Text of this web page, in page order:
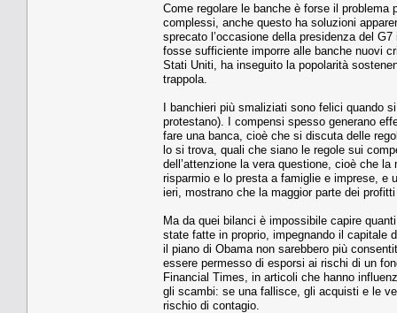
Come regolare le banche è forse il
complessi, anche questo ha soluzioni
sprecato l’occasione della presidenza del
fosse sufficiente imporre alle banche nuovi
Stati Uniti, ha inseguito la popolarità
trappola.
I banchieri più smaliziati sono felici quando
protestano). I compensi spesso generano
fare una banca, cioè che si discuta delle
lo si trova, quali che siano le regole sui
dell’attenzione la vera questione, cioè che
risparmio e lo presta a famiglie e imprese, e
ieri, mostrano che la maggior parte dei
Ma da quei bilanci è impossibile capire
state fatte in proprio, impegnando il capitale
il piano di Obama non sarebbero più
essere permesso di esporsi ai rischi di un
Financial Times, in articoli che hanno
gli scambi: se una fallisce, gli acquisti e le
rischio di contagio.